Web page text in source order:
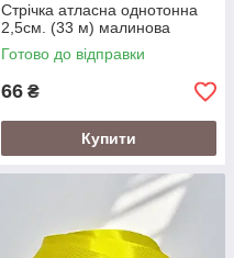
Стрічка атласна однотонна
2,5см. (33 м) малинова
Готово до відправки
66 ₴
Купити